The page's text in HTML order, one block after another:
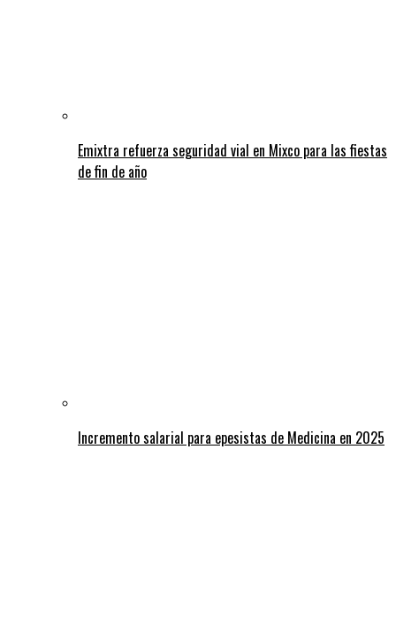
Emixtra refuerza seguridad vial en Mixco para las fiestas
de fin de año
Incremento salarial para epesistas de Medicina en 2025